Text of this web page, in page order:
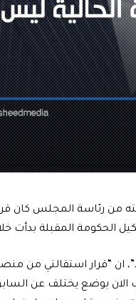
من رئاسة المجلس كان
الحكومة المقبلة بدأت
ان “قرار استقالتي
الان بوضع يختلف عن